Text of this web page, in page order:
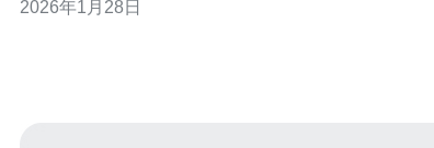
需要进行网络安全配置时，原生IP显得尤为重要。 2. 为什
2026年1月28日